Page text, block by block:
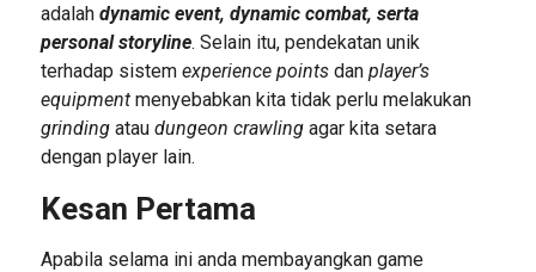
adalah dynamic event, dynamic combat, serta
personal storyline. Selain itu, pendekatan unik
terhadap sistem experience pointsdan player’s
equipmentmenyebabkan kita tidak perlu melakukan
grindingatau dungeon crawlingagar kita setara
dengan player lain.
Kesan Pertama
Apabila selama ini anda membayangkan game